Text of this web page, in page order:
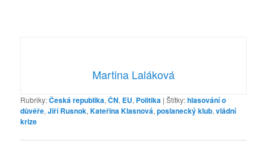
Martina Laláková
Rubriky:Česká republika,ČN, EU, Politika |Štítky:hlasování o
důvěře,Jiří Rusnok,Kateřina Klasnová,poslanecký klub,vládní
krize